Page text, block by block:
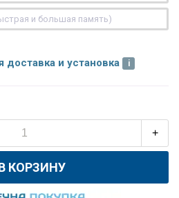
и большая память)
доставка и установка
+
КОРЗИНУ